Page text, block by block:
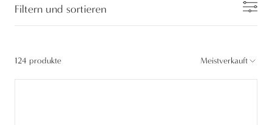
Filtern und sortieren
124 produkte Meistverkauft